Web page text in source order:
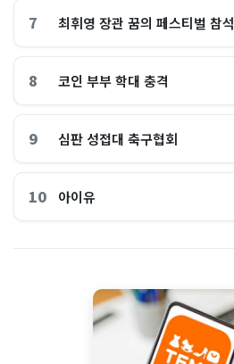
7 최휘영 장관 꿈의 페스티벌 참석
8 코인 부부 학대 충격
9 심판 성접대 축구협회
10 아이유